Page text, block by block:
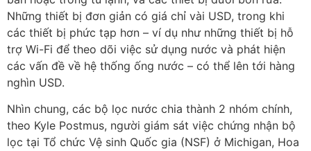
Những thiết bị đơn giản có giá chỉ vài USD, trong khi
các thiết bị phức tạp hơn – ví dụ như những thiết bị hỗ
trợ Wi-Fi để theo dõi việc sử dụng nước và phát hiện
các vấn đề về hệ thống ống nước – có thể lên tới hàng
nghìn USD.
Nhìn chung, các bộ lọc nước chia thành 2 nhóm chính,
theo Kyle Postmus, người giám sát việc chứng nhận bộ
lọc tại Tổ chức Vệ sinh Quốc gia (NSF) ở Michigan, Hoa